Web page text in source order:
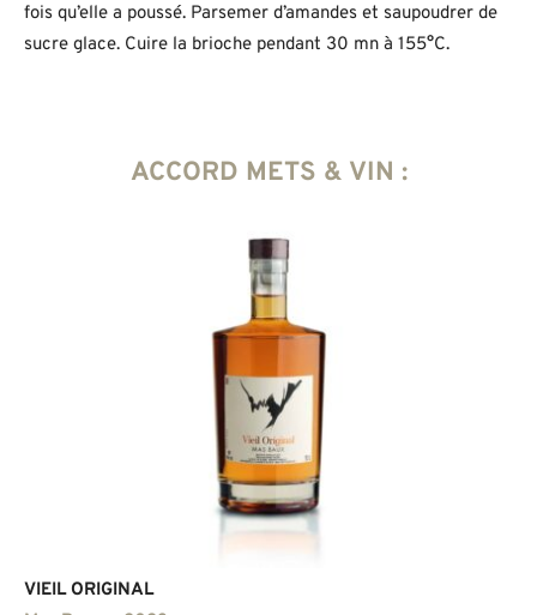
fois qu’elle a poussé. Parsemer d’amandes et saupoudrer de
sucre glace. Cuire la brioche pendant 30 mn à 155°C.
ACCORD METS & VIN :
VIEIL ORIGINAL